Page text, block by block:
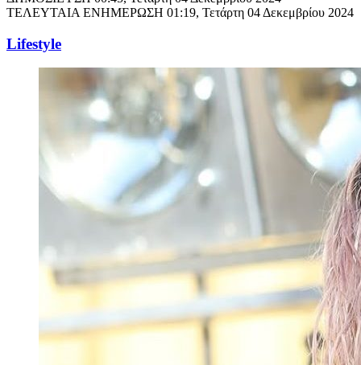
ΤΕΛΕΥΤΑΙΑ ΕΝΗΜΕΡΩΣΗ 01:19, Τετάρτη 04 Δεκεμβρίου 2024
Lifestyle